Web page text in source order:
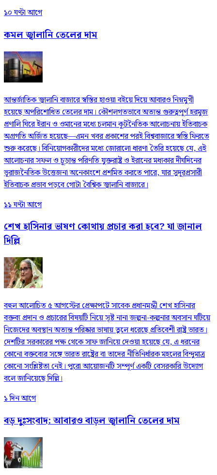
১০ ঘণ্টা আগে
কমল জ্বালানি তেলের দাম
আন্তর্জাতিক জ্বালানি বাজারে স্বস্তির হাওয়া বইয়ে দিয়ে আবারও নিম্নমুখী
হয়েছে অপরিশোধিত তেলের দাম। কৌশলগতভাবে অত্যন্ত গুরুত্বপূর্ণ হরমুজ
প্রণালি ঘিরে ইরান ও ওমানের মধ্যে চলমান কূটনৈতিক আলোচনায় ইতিবাচক
অগ্রগতি অর্জিত হয়েছে—এমন খবর প্রকাশের পরই বিশ্ববাজারে স্বস্তি ফিরতে
শুরু করেছে। বিনিয়োগকারীদের মধ্যে জোরালো ধারণা তৈরি হয়েছে যে, এই
আলোচনার সফল ও চূড়ান্ত পরিণতি যুক্তরাষ্ট্র ও ইরানের মধ্যকার দীর্ঘদিনের
ভূরাজনৈতিক উত্তেজনা অনেকাংশে প্রশমিত করতে পারে, যার সুদূরপ্রসারী
ইতিবাচক প্রভাব পড়বে গোটা বৈশ্বিক জ্বালানি বাজারে।
১১ ঘণ্টা আগে
শেখ হাসিনার ভাষণ কোথায় প্রচার করা হবে? যা জানাল
দিল্লি
বহুল আলোচিত ৫ আগস্টের প্রেক্ষাপটে সাবেক প্রধানমন্ত্রী শেখ হাসিনার
বক্তব্য প্রদান ও প্রচারের বিষয়টি নিয়ে সৃষ্ট নানা জল্পনা-কল্পনার অবসান ঘটিয়ে
নিজেদের অবস্থান অত্যন্ত পরিষ্কার ভাষায় তুলে ধরেছে প্রতিবেশী রাষ্ট্র ভারত।
দেশটির সরকারের পক্ষ থেকে সাফ জানিয়ে দেওয়া হয়েছে যে, এ ধরনের
কোনো বক্তব্যের সঙ্গে ভারত রাষ্ট্রের বা তাদের নীতিনির্ধারক মহলের বিন্দুমাত্র
কোনো সংশ্লিষ্টতা নেই। পুরো আয়োজনটি সম্পূর্ণ একটি বেসরকারি উদ্যোগ
বলে জানিয়েছে দিল্লি।
১ দিন আগে
বড় দুঃসংবাদ: আবারও বাড়ল জ্বালানি তেলের দাম